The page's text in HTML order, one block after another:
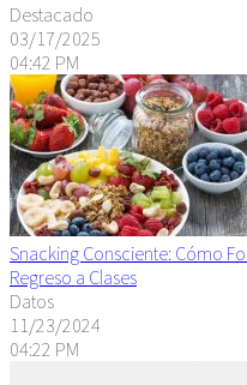
Destacado
03/17/2025
04:42 PM
Snacking Consciente: Cómo
Regreso a Clases
Datos
11/23/2024
04:22 PM